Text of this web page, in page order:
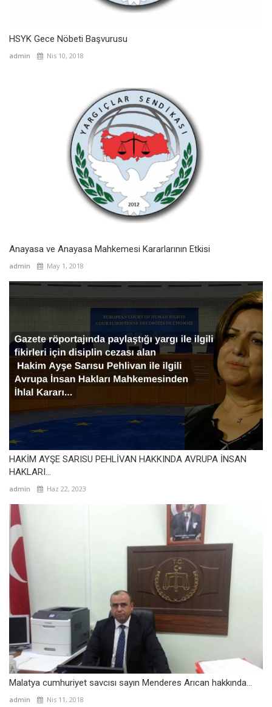
HSYK Gece Nöbeti Başvurusu
admin Nis 10, 2018
Anayasa ve Anayasa Mahkemesi Kararlarının Etkisi
admin May 1, 2018
HAKİM AYŞE SARISU PEHLİVAN HAKKINDA AVRUPA İNSAN
HAKLARI...
admin Haz 22, 2023
Malatya cumhuriyet savcısı sayın Menderes Arıcan hakkında...
admin Nis 11, 2018